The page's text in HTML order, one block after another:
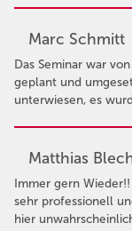
Marc Schmitt
Das Seminar war
geplant und
unterwiesen, es
Matthias
Immer gern
sehr professionell
hier